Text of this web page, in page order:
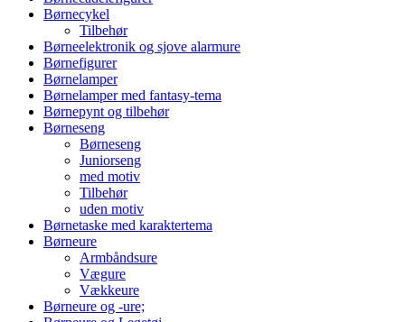
Børnecykel
Tilbehør
Børneelektronik og sjove alarmure
Børnefigurer
Børnelamper
Børnelamper med fantasy-tema
Børnepynt og tilbehør
Børneseng
Børneseng
Juniorseng
med motiv
Tilbehør
uden motiv
Børnetaske med karaktertema
Børneure
Armbåndsure
Vægure
Vækkeure
Børneure og -ure;